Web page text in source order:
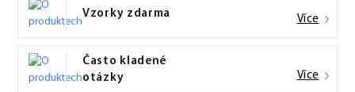
Vzorky zdarma Více
Často kladené
otázky
Více